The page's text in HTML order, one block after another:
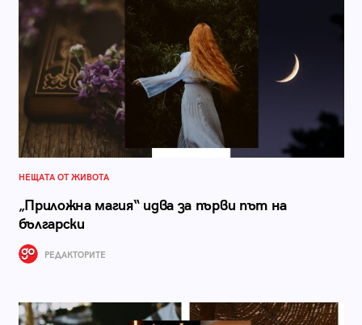
НЕЩАТА ОТ ЖИВОТА
„Приложна магия“ идва за първи път на
български
РЕДАКТОРИТЕ